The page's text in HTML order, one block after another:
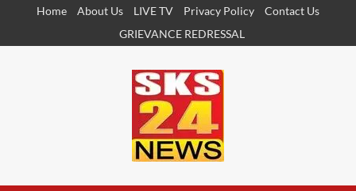
content
Home About Us LIVE TV Privacy Policy
Contact Us
GRIEVANCE REDRESSAL